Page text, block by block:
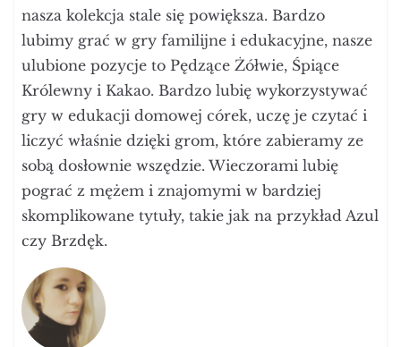
nasza kolekcja stale się powiększa. Bardzo
lubimy grać w gry familijne i edukacyjne, nasze
ulubione pozycje to Pędzące Żółwie, Śpiące
Królewny i Kakao. Bardzo lubię wykorzystywać
gry w edukacji domowej córek, uczę je czytać i
liczyć właśnie dzięki grom, które zabieramy ze
sobą dosłownie wszędzie. Wieczorami lubię
pograć z mężem i znajomymi w bardziej
skomplikowane tytuły, takie jak na przykład Azul
czy Brzdęk.